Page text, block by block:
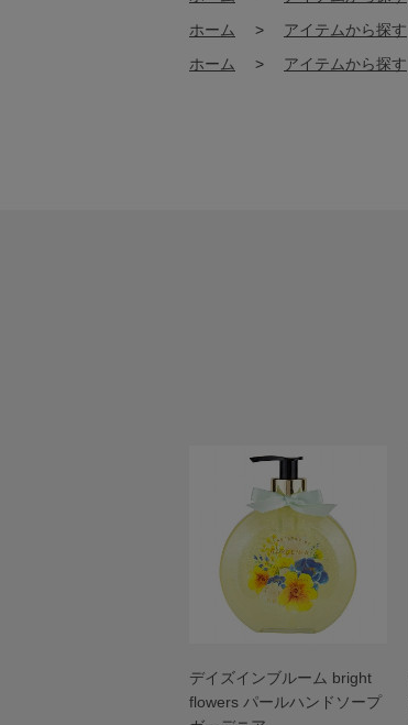
ホーム
> アイテムから探す
ホーム
> アイテムから探す
デイズインブルーム bright
flowers パールハンドソープ